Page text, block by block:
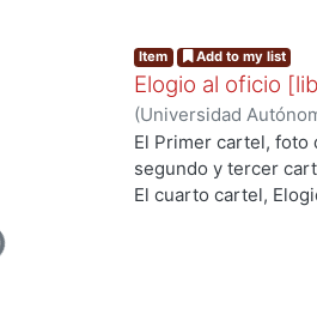
Item Add to my list
Elogio al oficio
(Universidad
Ciencias Sociales y
López Aguilar,
Hiroko Ito
El Primer cartel, foto
segundo y tercer
El cuarto cartel,